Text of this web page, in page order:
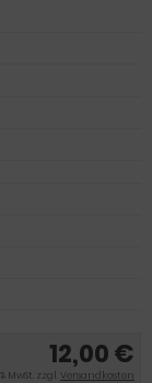
12,00 €
MwSt. zzgl.Versandkosten